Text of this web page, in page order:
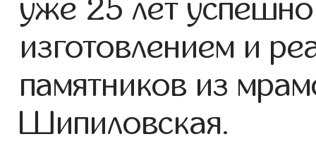
уже 25 лет
изготовлением и
памятников из
Шипиловская.